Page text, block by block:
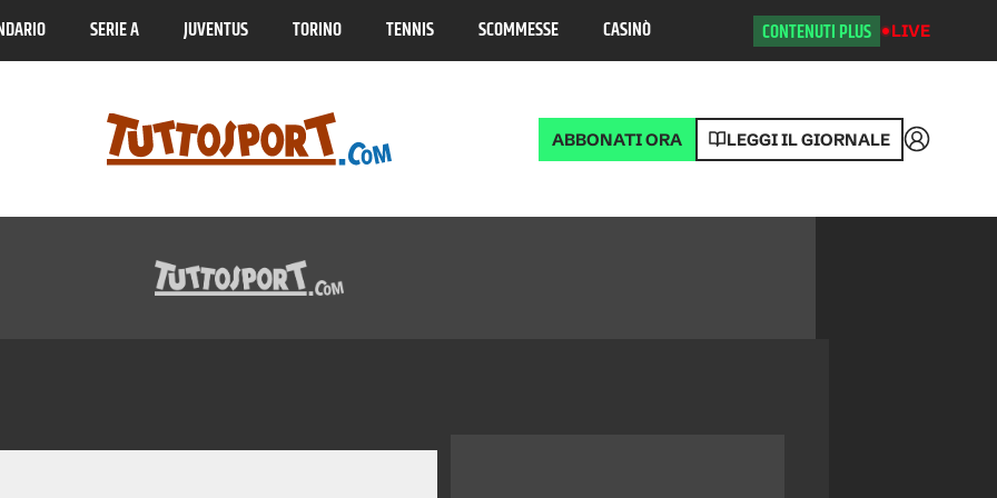
SERIE A JUVENTUS TORINO TENNIS SCOMMESSE CASINÒ CONTENUTI PLUS LIVE
ABBONATI ORA LEGGI IL GIORNALE Accedi